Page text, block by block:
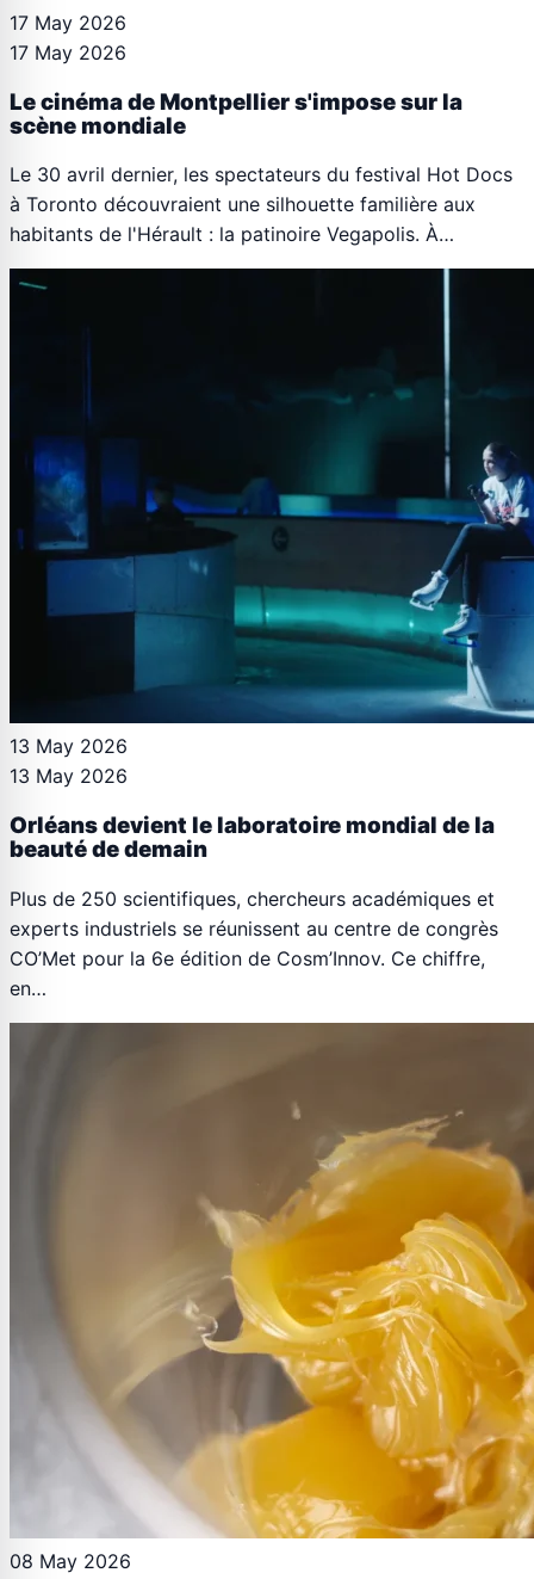
17 May 2026
17 May 2026
Le cinéma de Montpellier s'impose sur la
scène mondiale
Le 30 avril dernier, les spectateurs du festival Hot Docs
à Toronto découvraient une silhouette familière aux
habitants de l'Hérault : la patinoire Vegapolis. À…
13 May 2026
13 May 2026
Orléans devient le laboratoire mondial de la
beauté de demain
Plus de 250 scientifiques, chercheurs académiques et
experts industriels se réunissent au centre de congrès
CO’Met pour la 6e édition de Cosm’Innov. Ce chiffre,
en…
08 May 2026